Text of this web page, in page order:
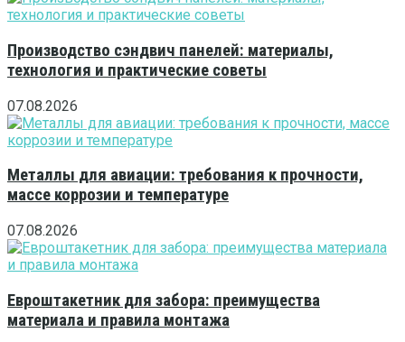
Производство сэндвич панелей: материалы,
технология и практические советы
07.08.2026
Металлы для авиации: требования к прочности,
массе коррозии и температуре
07.08.2026
Евроштакетник для забора: преимущества
материала и правила монтажа